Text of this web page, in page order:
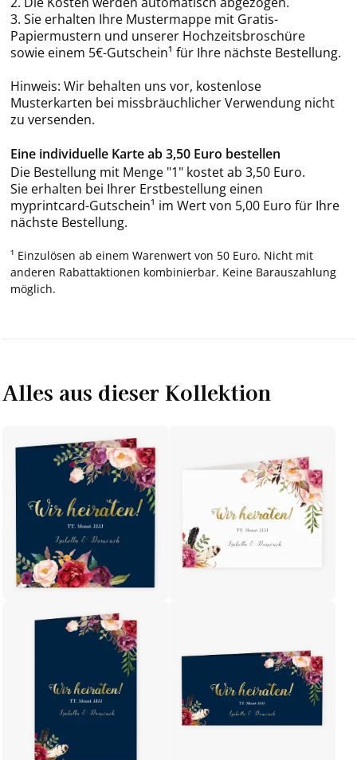
3. Sie erhalten Ihre Mustermappe mit Gratis-
Papiermustern und unserer Hochzeitsbroschüre
sowie einem 5€-Gutschein¹ für Ihre nächste Bestellung.
Hinweis: Wir behalten uns vor, kostenlose
Musterkarten bei missbräuchlicher Verwendung nicht
zu versenden.
Eine individuelle Karte ab 3,50 Euro bestellen
Die Bestellung mit Menge "1" kostet ab 3,50 Euro.
Sie erhalten bei Ihrer Erstbestellung einen
myprintcard-Gutschein¹ im Wert von 5,00 Euro für Ihre
nächste Bestellung.
¹ Einzulösen ab einem Warenwert von 50 Euro. Nicht mit
anderen Rabattaktionen kombinierbar. Keine Barauszahlung
möglich.
Alles aus dieser Kollektion